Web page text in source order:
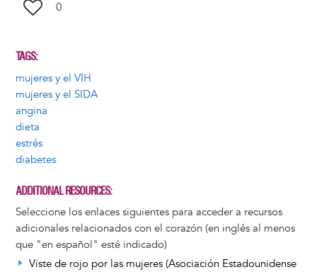
0
TAGS
mujeres y el VIH
mujeres y el SIDA
angina
dieta
estrés
diabetes
ADDITIONAL RESOURCES
Seleccione los enlaces siguientes para acceder a recursos
adicionales relacionados con el corazón (en inglés al menos
que "en español" esté indicado)
Viste de rojo por las mujeres (Asociación Estadounidense